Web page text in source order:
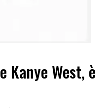
Kanye West, è